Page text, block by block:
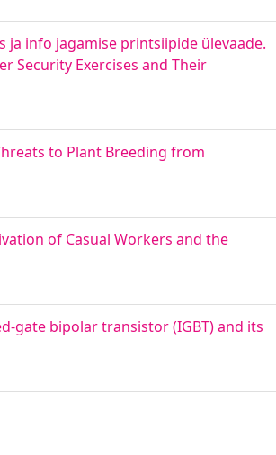
info jagamise printsiipide ülevaade.
Security Exercises and Their
to Plant Breeding from
of Casual Workers and the
gate bipolar transistor (IGBT) and its